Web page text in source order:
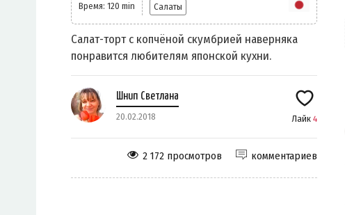
Время: 120 min Салаты
Салат-торт с копчёной скумбрией наверняка
понравится любителям японской кухни.
Шнип Светлана
20.02.2018 Лайк 4
комментариев
2 172 просмотров